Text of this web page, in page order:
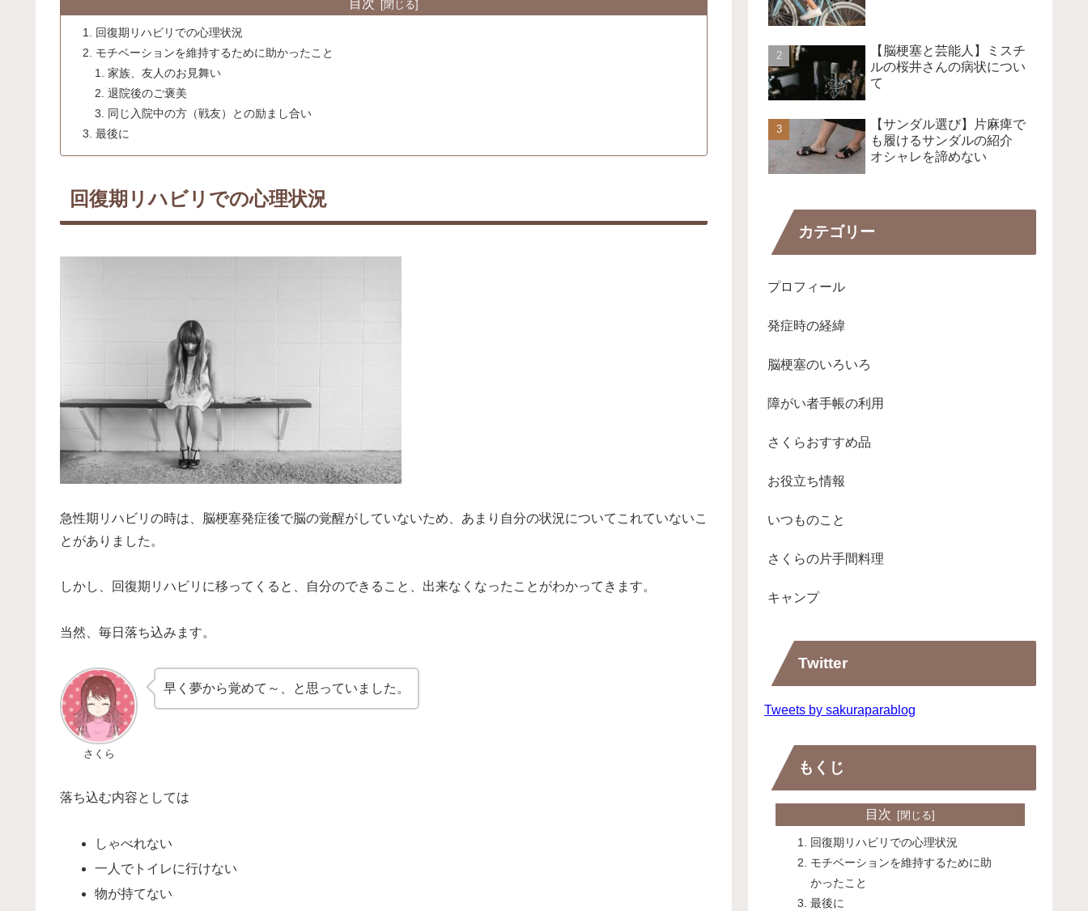
目次
回復期リハビリでの心理状況
モチベーションを維持するために助かったこと
家族、友人のお見舞い
退院後のご褒美
同じ入院中の方（戦友）との励まし合い
最後に
回復期リハビリでの心理状況
急性期リハビリの時は、脳梗塞発症後で脳の覚醒がしていないため、あまり自分の状況についてこれていないこ
とがありました。
しかし、回復期リハビリに移ってくると、自分のできること、出来なくなったことがわかってきます。
当然、毎日落ち込みます。
さくら
早く夢から覚めて～、と思っていました。
落ち込む内容としては
しゃべれない
一人でトイレに行けない
物が持てない
【脳梗塞と芸能人】ミスチ
ルの桜井さんの病状につい
て
【サンダル選び】片麻痺で
も履けるサンダルの紹介
オシャレを諦めない
カテゴリー
プロフィール
発症時の経緯
脳梗塞のいろいろ
障がい者手帳の利用
さくらおすすめ品
お役立ち情報
いつものこと
さくらの片手間料理
キャンプ
Twitter
Tweets by sakuraparablog
もくじ
目次
回復期リハビリでの心理状況
モチベーションを維持するために助
かったこと
最後に